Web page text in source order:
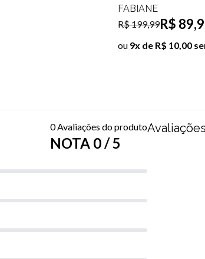
sem juros
0 Avaliações do produto
NOTA 0 / 5